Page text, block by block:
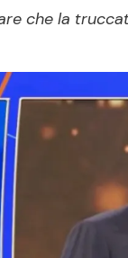
Mondo Mamma
Salute
Viaggi e Turismo
Festività
che la